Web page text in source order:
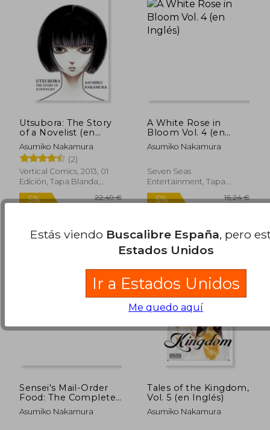
5%
dcto. 20,90 €
Rápido
5%
dcto.
Rápido
Utsubora: The Story
of a Novelist (en
Inglés)
Asumiko Nakamura
(2)
Vertical Comics, 2013, 01
Edición, Tapa Blanda,
Nuevo
A White Rose in
Bloom Vol. 4 (en
Inglés)
Asumiko Nakamura
Seven Seas
Entertainment, Tapa
Blanda, Nuevo
Sensei's Mail-Order
Food: The Complete
bl Manga Collection
(en Inglés)
Asumiko Nakamura
Tales of the Kingdom,
Vol. 5 (en Inglés)
Asumiko Nakamura
Estás viendo Buscalibre España, pero
Estados Unidos
Ir a Estados Unidos
Me quedo aquí